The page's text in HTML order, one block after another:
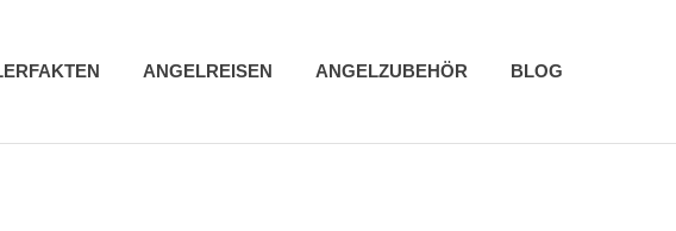
ANGELREISEN ANGELZUBEHÖR BLOG